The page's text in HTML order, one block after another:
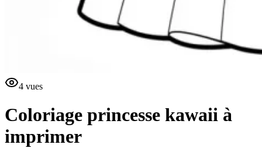
4 vues
Coloriage princesse kawaii à
imprimer